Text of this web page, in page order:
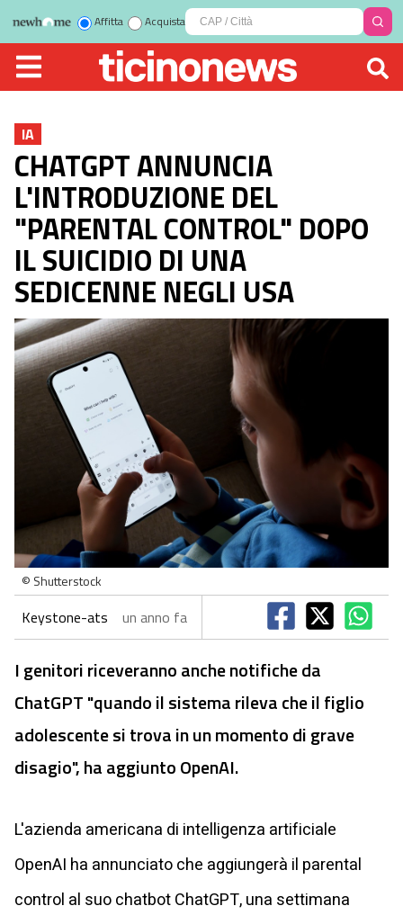
Affitta Acquista
IA
CHATGPT ANNUNCIA
L'INTRODUZIONE DEL
"PARENTAL CONTROL" DOPO
IL SUICIDIO DI UNA
SEDICENNE NEGLI USA
© Shutterstock
Keystone-ats un anno fa
I genitori riceveranno anche notifiche da
ChatGPT "quando il sistema rileva che il figlio
adolescente si trova in un momento di grave
disagio", ha aggiunto OpenAI.
L'azienda americana di intelligenza artificiale
OpenAI ha annunciato che aggiungerà il parental
control al suo chatbot ChatGPT, una settimana